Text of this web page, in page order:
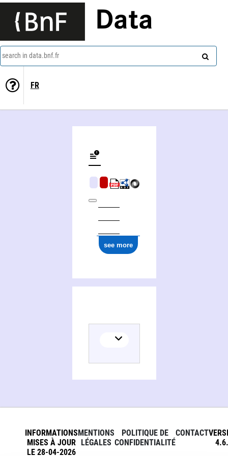
Data
search in data.bnf.fr
FR
see more
INFORMATIONS
MISES À JOUR
LE 28-04-2026
MENTIONS
LÉGALES
POLITIQUE DE
CONFIDENTIALITÉ
CONTACT